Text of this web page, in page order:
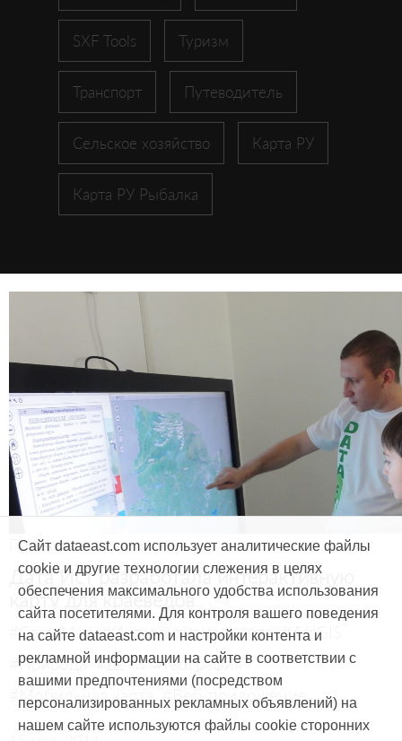
SXF Tools Туризм
Транспорт Путеводитель
Сельское хозяйство Карта РУ
Карта РУ Рыбалка
Продукты и услуги
Дата Ист разработала интерактивную
карту для краеведов
#CarryMap #Интерактивная карта #ArcGIS
#Природа #Дети #География
#Мобильная карта #Веб-приложение
Сайт dataeast.com использует аналитические файлы
cookie и другие технологии слежения в целях
обеспечения максимального удобства использования
сайта посетителями. Для контроля вашего поведения
на сайте dataeast.com и настройки контента и
рекламной информации на сайте в соответствии с
вашими предпочтениями (посредством
персонализированных рекламных объявлений) на
нашем сайте используются файлы cookie сторонних